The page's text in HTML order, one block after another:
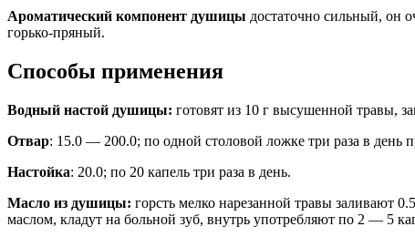
Ароматический компонент душицы достаточно сильный, он
горько-пряный.
Способы применения
Водный настой душицы: готовят из 10 г высушенной травы,
Отвар: 15.0 — 200.0; по одной столовой ложке три раза в день
Настойка: 20.0; по 20 капель три раза в день.
Масло из душицы: горсть мелко нарезанной травы заливают
маслом, кладут на больной зуб, внутрь употребляют по 2 — 5